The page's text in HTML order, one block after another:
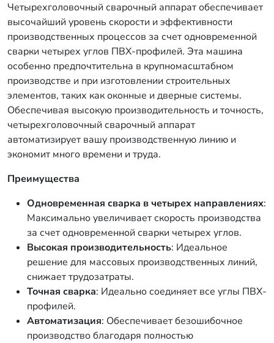
Четырехголовочный сварочный аппарат обеспечивает
высочайший уровень скорости и эффективности
производственных процессов за счет одновременной
сварки четырех углов ПВХ-профилей. Эта машина
особенно предпочтительна в крупномасштабном
производстве и при изготовлении строительных
элементов, таких как оконные и дверные системы.
Обеспечивая высокую производительность и точность,
четырехголовочный сварочный аппарат
автоматизирует вашу производственную линию и
экономит много времени и труда.
Преимущества
Одновременная сварка в четырех направлениях:
Максимально увеличивает скорость производства
за счет одновременной сварки четырех углов.
Высокая производительность: Идеальное
решение для массовых производственных линий,
снижает трудозатраты.
Точная сварка: Идеально соединяет все углы ПВХ-
профилей.
Автоматизация: Обеспечивает безошибочное
производство благодаря полностью